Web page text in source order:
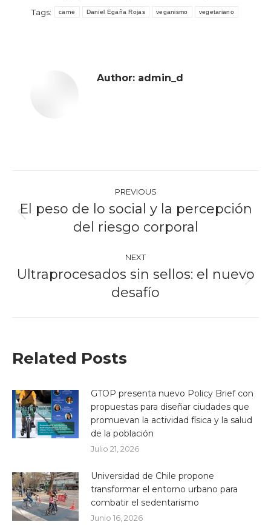
Tags:
carne Daniel Egaña Rojas veganismo vegetariano
Author: admin_d
navigation
PREVIOUS
Previous
post:
El peso de lo social y la percepción
del riesgo corporal
NEXT
post:
Ultraprocesados sin sellos: el nuevo
desafío
Related Posts
GTOP presenta nuevo Policy Brief con
propuestas para diseñar ciudades que
promuevan la actividad física y la salud
de la población
Julio 21, 2026
Universidad de Chile propone
transformar el entorno urbano para
combatir el sedentarismo
Junio 16, 2026